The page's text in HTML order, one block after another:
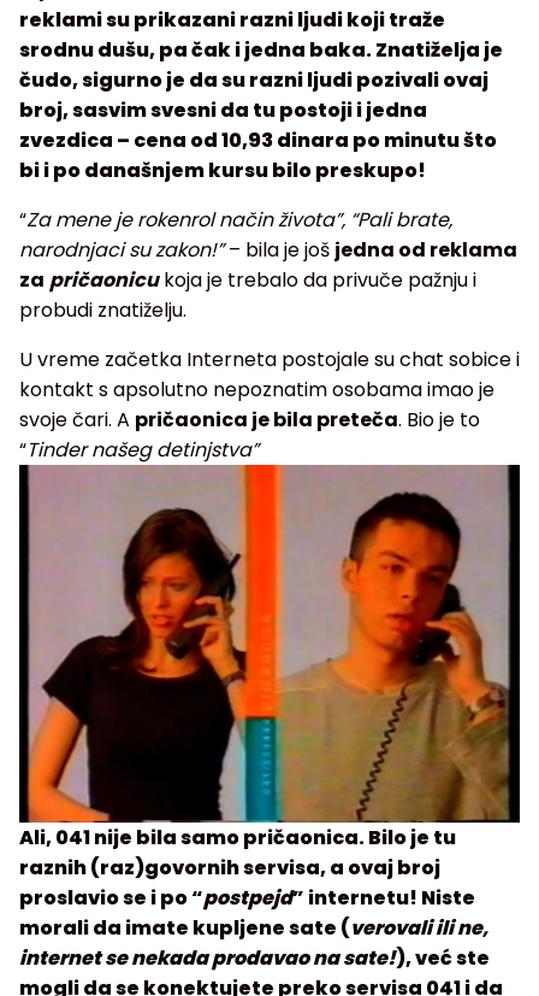
reklami su prikazani razni ljudi koji traže
srodnu dušu, pa čak i jedna baka. Znatiželja je
čudo, sigurno je da su razni ljudi pozivali ovaj
broj, sasvim svesni da tu postoji i jedna
zvezdica – cena od 10,93 dinara po minutu što
bi i po današnjem kursu bilo preskupo!
“Za mene je rokenrol način života”, “Pali brate,
narodnjaci su zakon!”– bila je još jedna od reklama
za pričaonicukoja je trebalo da privuče pažnju i
probudi znatiželju.
U vreme začetka Interneta postojale su chat sobice i
kontakt s apsolutno nepoznatim osobama imao je
svoje čari. A pričaonica je bila preteča. Bio je to
“Tinder našeg detinjstva”
Ali, 041 nije bila samo pričaonica. Bilo je tu
raznih (raz)govornih servisa, a ovaj broj
proslavio se i po “postpejd” internetu! Niste
morali da imate kupljene sate (verovali ili ne,
internet se nekada prodavao na sate!), već ste
mogli da se konektujete preko servisa 041 i da